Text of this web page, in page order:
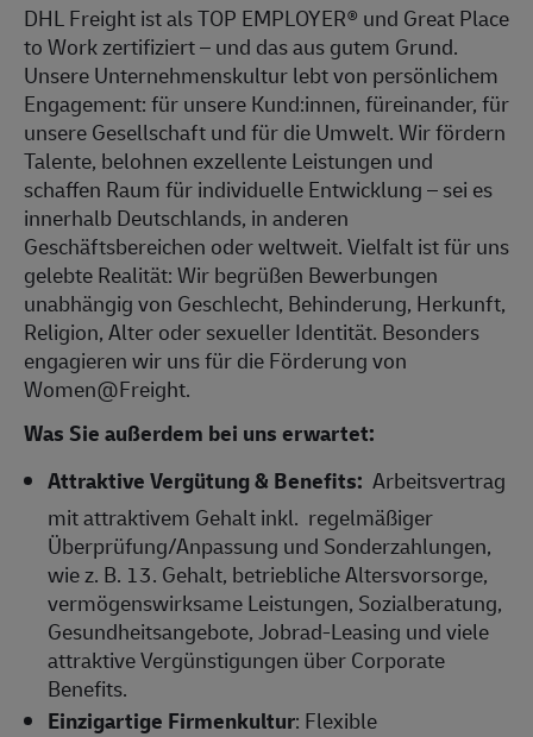
DHL Freight ist als TOP EMPLOYER® und Great Place
to Work zertifiziert – und das aus gutem Grund.
Unsere Unternehmenskultur lebt von persönlichem
Engagement: für unsere Kund:innen, füreinander, für
unsere Gesellschaft und für die Umwelt. Wir fördern
Talente, belohnen exzellente Leistungen und
schaffen Raum für individuelle Entwicklung – sei es
innerhalb Deutschlands, in anderen
Geschäftsbereichen oder weltweit. Vielfalt ist für uns
gelebte Realität: Wir begrüßen Bewerbungen
unabhängig von Geschlecht, Behinderung, Herkunft,
Religion, Alter oder sexueller Identität. Besonders
engagieren wir uns für die Förderung von
Women@Freight.
Was Sie außerdem bei uns erwartet:
Attraktive Vergütung & Benefits: Arbeitsvertrag
mit attraktivem Gehalt inkl. regelmäßiger
Überprüfung/Anpassung und Sonderzahlungen,
wie z. B. 13. Gehalt, betriebliche Altersvorsorge,
vermögenswirksame Leistungen, Sozialberatung,
Gesundheitsangebote, Jobrad-Leasing und viele
attraktive Vergünstigungen über Corporate
Benefits.
Einzigartige Firmenkultur: Flexible